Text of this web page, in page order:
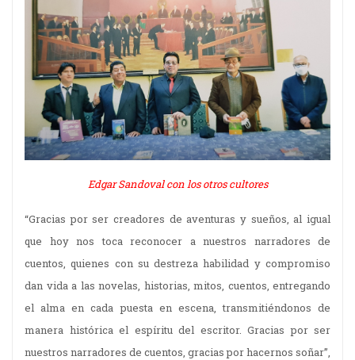
Edgar Sandoval con los otros cultores
“Gracias por ser creadores de aventuras y sueños, al igual
que hoy nos toca reconocer a nuestros narradores de
cuentos, quienes con su destreza habilidad y compromiso
dan vida a las novelas, historias, mitos, cuentos, entregando
el alma en cada puesta en escena, transmitiéndonos de
manera histórica el espíritu del escritor. Gracias por ser
nuestros narradores de cuentos, gracias por hacernos soñar”,